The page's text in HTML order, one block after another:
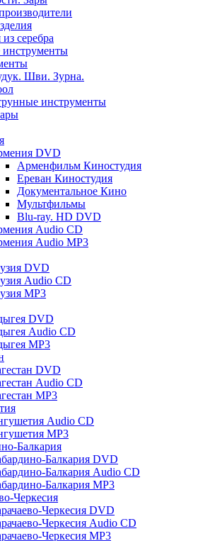
серебра
Шви. Зурна.
инструменты
DVD
Арменфильм Киностудия
Ереван Киностудия
Документальное Кино
Мультфильмы
Blu-ray. HD DVD
Audio CD
Audio MP3
DVD
Audio CD
MP3
DVD
Audio CD
MP3
DVD
Audio CD
MP3
Audio CD
MP3
Балкария
Балкария DVD
Балкария Audio CD
Балкария MP3
Черкесия
Черкесия DVD
Черкесия Audio CD
Черкесия MP3